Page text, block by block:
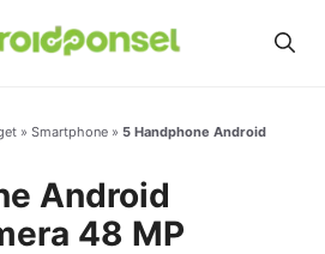
» Smartphone » 5 Handphone Android
Android
48 MP